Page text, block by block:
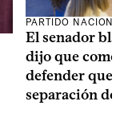
PARTIDO NACIONAL
El senador
dijo que como
defender que
separación de